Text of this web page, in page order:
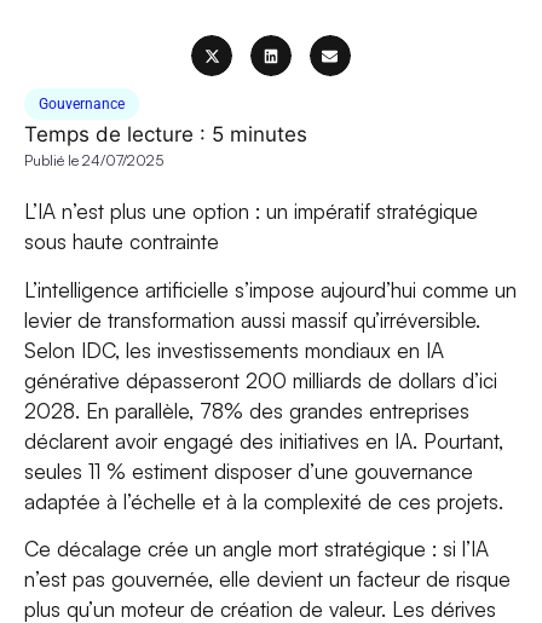
Gouvernance
Temps de lecture : 5 minutes
Publié le 24/07/2025
L’IA n’est plus une option : un impératif stratégique
sous haute contrainte
L’intelligence artificielle s’impose aujourd’hui comme un
levier de transformation aussi massif qu’irréversible.
Selon IDC, les investissements mondiaux en IA
générative dépasseront 200 milliards de dollars d’ici
2028. En parallèle, 78% des grandes entreprises
déclarent avoir engagé des initiatives en IA. Pourtant,
seules 11 % estiment disposer d’une gouvernance
adaptée à l’échelle et à la complexité de ces projets.
Ce décalage crée un angle mort stratégique : si l’IA
n’est pas gouvernée, elle devient un facteur de risque
plus qu’un moteur de création de valeur. Les dérives